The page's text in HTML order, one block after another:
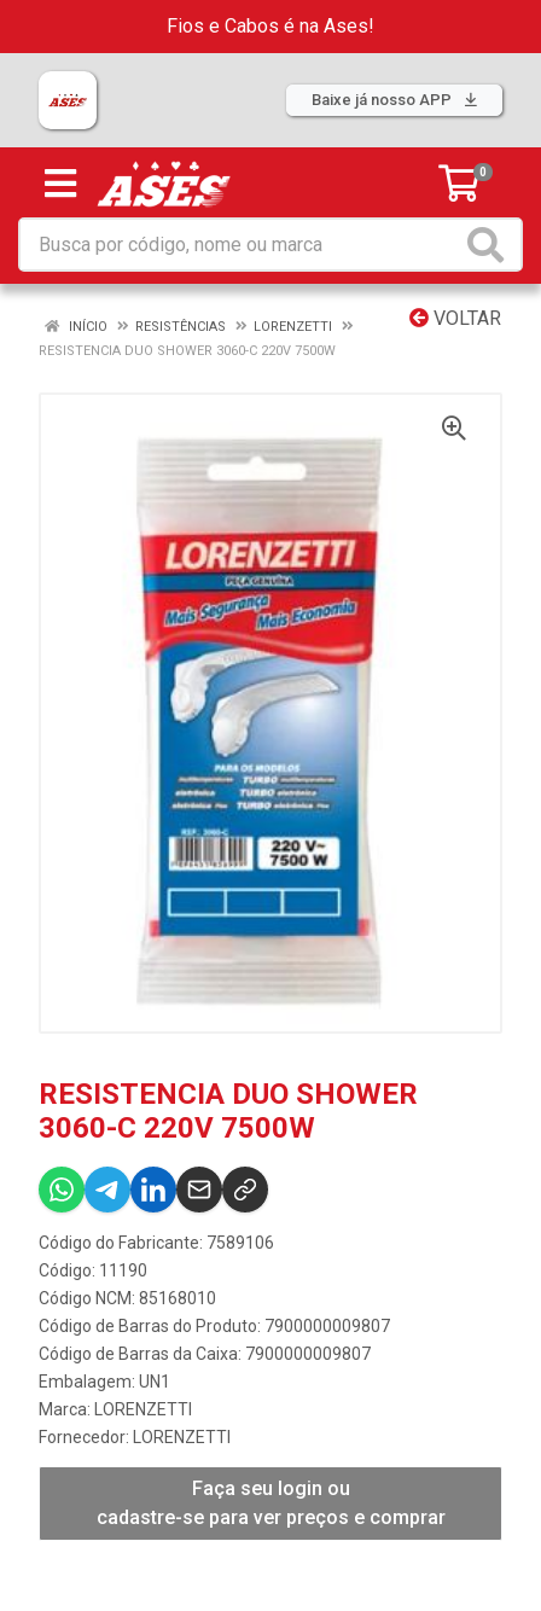
Fios e Cabos é na Ases!
Baixe já nosso APP
0
VOLTAR
INÍCIO RESISTÊNCIAS
LORENZETTI
RESISTENCIA DUO SHOWER 3060-C 220V 7500W
RESISTENCIA DUO SHOWER
3060-C 220V 7500W
Código do Fabricante: 7589106
Código: 11190
Código NCM: 85168010
Código de Barras do Produto: 7900000009807
Código de Barras da Caixa: 7900000009807
Embalagem: UN1
Marca:
LORENZETTI
Fornecedor:
LORENZETTI
Faça seu login ou
cadastre-se para ver preços e comprar